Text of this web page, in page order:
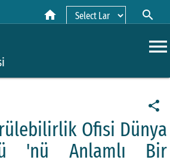
home search
menu
share
Ofisi Dünya
'nü Anlamlı Bir